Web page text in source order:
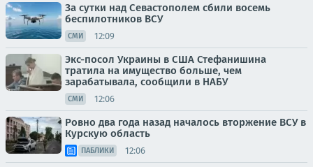
За сутки над Севастополем сбили восемь
беспилотников ВСУ
СМИ 12:09
Экс-посол Украины в США Стефанишина
тратила на имущество больше, чем
зарабатывала, сообщили в НАБУ
СМИ 12:06
Ровно два года назад началось вторжение ВСУ в
Курскую область
ПАБЛИКИ 12:06